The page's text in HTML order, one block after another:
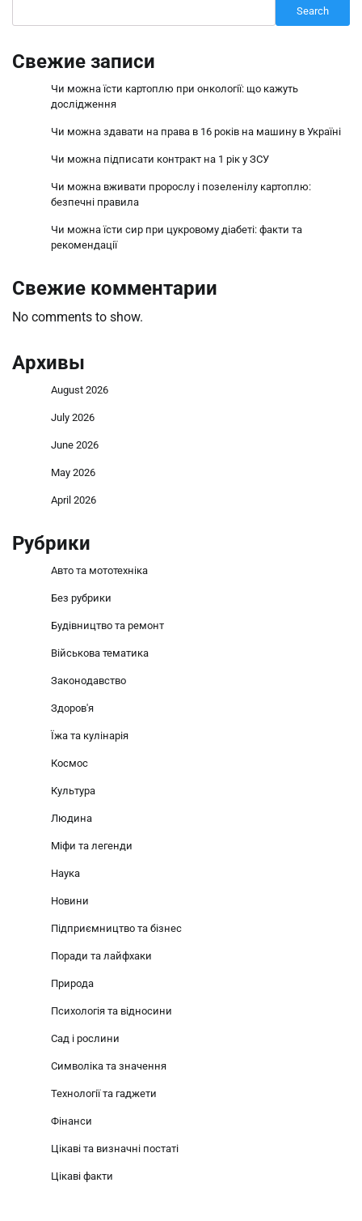
Search
Свежие записи
Чи можна їсти картоплю при онкології: що кажуть
дослідження
Чи можна здавати на права в 16 років на машину в Україні
Чи можна підписати контракт на 1 рік у ЗСУ
Чи можна вживати пророслу і позеленілу картоплю:
безпечні правила
Чи можна їсти сир при цукровому діабеті: факти та
рекомендації
Свежие комментарии
No comments to show.
Архивы
August 2026
July 2026
June 2026
May 2026
April 2026
Рубрики
Авто та мототехніка
Без рубрики
Будівництво та ремонт
Військова тематика
Законодавство
Здоров'я
Їжа та кулінарія
Космос
Культура
Людина
Міфи та легенди
Наука
Новини
Підприємництво та бізнес
Поради та лайфхаки
Природа
Психологія та відносини
Сад і рослини
Символіка та значення
Технології та гаджети
Фінанси
Цікаві та визначні постаті
Цікаві факти